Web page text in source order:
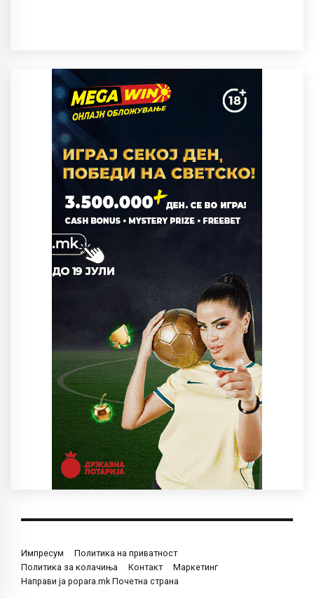
Импресум
Политика на приватност
Политика за колачиња
Контакт
Маркетинг
Направи ја popara.mk Почетна страна